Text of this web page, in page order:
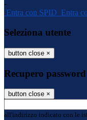
-
Entra con SPID Entra
Seleziona utente
button close ×
Recupero password
button close ×
all'indirizzo indicato con le